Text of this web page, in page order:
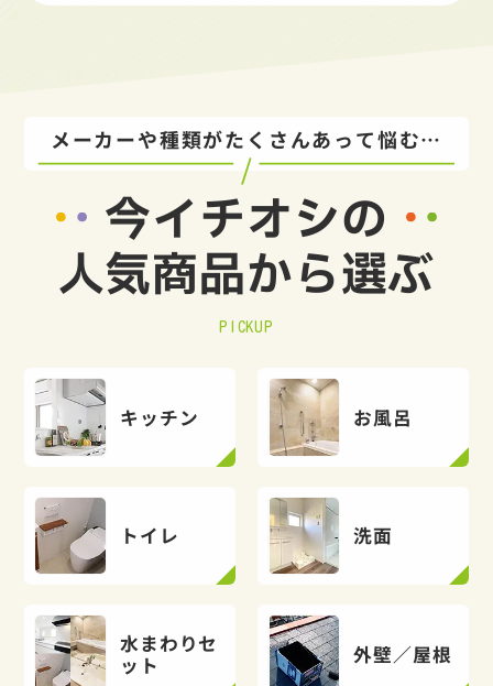
メーカーや種類がたくさんあって悩む…
今イチオシの
人気商品から選ぶ
PICKUP
キッチン お風呂
トイレ 洗面
水まわりセ
ット
外壁／屋根